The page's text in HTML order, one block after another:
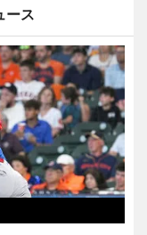
ース